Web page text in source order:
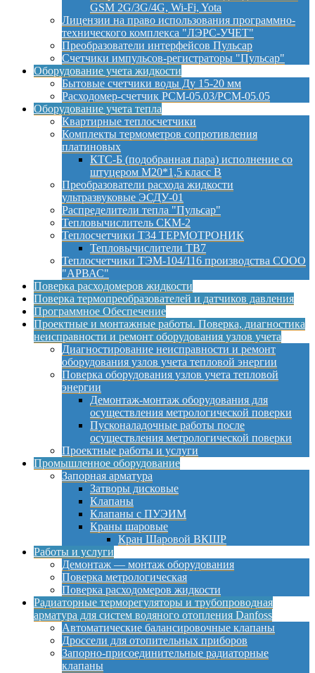
GSM 2G/3G/4G, Wi-Fi, Yota
Лицензии на право использования программно-
технического комплекса "ЛЭРС-УЧЕТ"
Преобразователи интерфейсов Пульсар
Счетчики импульсов-регистраторы "Пульсар"
Оборудование учета жидкости
Бытовые счетчики воды Ду 15-20 мм
Расходомер-счетчик РСМ-05.03/РСМ-05.05
Оборудование учета тепла
Квартирные теплосчетчики
Комплекты термометров сопротивления
платиновых
КТС-Б (подобранная пара) исполнение со
штуцером М20*1,5 класс B
Преобразователи расхода жидкости
ультразвуковые ЭСДУ-01
Распределители тепла "Пульсар"
Тепловычислитель СКМ-2
Теплосчетчики Т34 ТЕРМОТРОНИК
Тепловычислители ТВ7
Теплосчетчики ТЭМ-104/116 производства СООО
"АРВАС"
Поверка расходомеров жидкости
Поверка термопреобразователей и датчиков давления
Программное Обеспечение
Проектные и монтажные работы. Поверка, диагностика
неисправности и ремонт оборудования узлов учета
Диагностирование неисправности и ремонт
оборудования узлов учета тепловой энергии
Поверка оборудования узлов учета тепловой
энергии
Демонтаж-монтаж оборудования для
осуществления метрологической поверки
Пусконаладочные работы после
осуществления метрологической поверки
Проектные работы и услуги
Промышленное оборудование
Запорная арматура
Затворы дисковые
Клапаны
Клапаны с ПУЭИМ
Краны шаровые
Кран Шаровой ВКШР
Работы и услуги
Демонтаж — монтаж оборудования
Поверка метрологическая
Поверка расходомеров жидкости
Радиаторные терморегуляторы и трубопроводная
арматура для систем водяного отопления Danfoss
Автоматические балансировочные клапаны
Дроссели для отопительных приборов
Запорно-присоединительные радиаторные
клапаны